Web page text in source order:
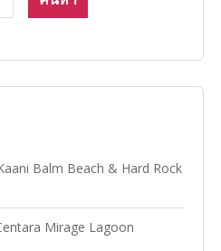
Balm Beach & Hard Rock
Mirage Lagoon